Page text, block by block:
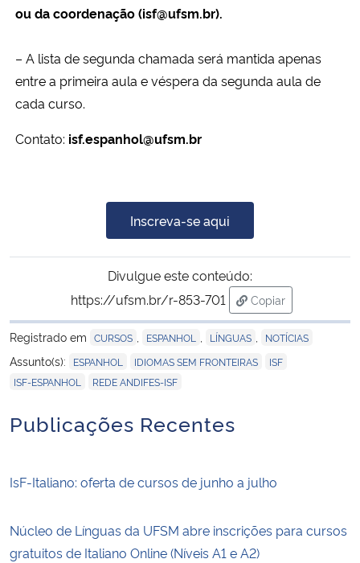
ou da coordenação (isf@ufsm.br).
– A lista de segunda chamada será mantida apenas
entre a primeira aula e véspera da segunda aula de
cada curso.
Contato: isf.espanhol@ufsm.br
Inscreva-se aqui
Divulgue este conteúdo:
https://ufsm.br/r-853-701
Copiar
para área de
Registrado em CURSOS ESPANHOL LÍNGUAS NOTÍCIAS
Assunto(s): ESPANHOL IDIOMAS SEM FRONTEIRAS ISF
ISF-ESPANHOL REDE ANDIFES-ISF
Publicações Recentes
IsF-Italiano: oferta de cursos de junho a julho
Núcleo de Línguas da UFSM abre inscrições para cursos
gratuitos de Italiano Online (Níveis A1 e A2)